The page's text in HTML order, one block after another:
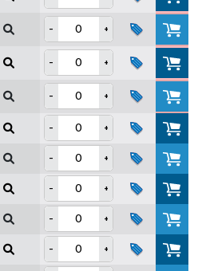
-
+
-
+
-
+
-
+
-
+
-
+
-
+
- +